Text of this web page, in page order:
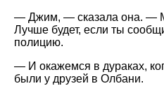
— Джим, — сказала она. —
Лучше будет, если ты
полицию.
— И окажемся в дураках,
были у друзей в Олбани.